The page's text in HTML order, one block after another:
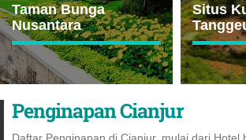
Taman Bunga
Nusantara
Situs
Penginapan Cianjur
Daftar Penginapan di Cianjur, mulai dari Hotel